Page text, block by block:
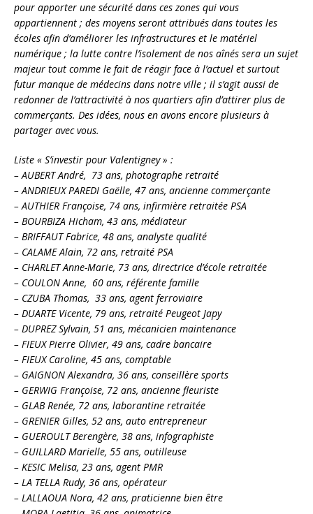
pour apporter une sécurité dans ces zones qui vous
appartiennent ; des moyens seront attribués dans toutes les
écoles afin d’améliorer les infrastructures et le matériel
numérique ; la lutte contre l’isolement de nos aînés sera un sujet
majeur tout comme le fait de réagir face à l’actuel et surtout
futur manque de médecins dans notre ville ; il s’agit aussi de
redonner de l’attractivité à nos quartiers afin d’attirer plus de
commerçants. Des idées, nous en avons encore plusieurs à
partager avec vous.
Liste « S’investir pour Valentigney » :
– AUBERT André, 73 ans, photographe retraité
– ANDRIEUX PAREDI Gaëlle, 47 ans, ancienne commerçante
– AUTHIER Françoise, 74 ans, infirmière retraitée PSA
– BOURBIZA Hicham, 43 ans, médiateur
– BRIFFAUT Fabrice, 48 ans, analyste qualité
– CALAME Alain, 72 ans, retraité PSA
– CHARLET Anne-Marie, 73 ans, directrice d’école retraitée
– COULON Anne, 60 ans, référente famille
– CZUBA Thomas, 33 ans, agent ferroviaire
– DUARTE Vicente, 79 ans, retraité Peugeot Japy
– DUPREZ Sylvain, 51 ans, mécanicien maintenance
– FIEUX Pierre Olivier, 49 ans, cadre bancaire
– FIEUX Caroline, 45 ans, comptable
– GAIGNON Alexandra, 36 ans, conseillère sports
– GERWIG Françoise, 72 ans, ancienne fleuriste
– GLAB Renée, 72 ans, laborantine retraitée
– GRENIER Gilles, 52 ans, auto entrepreneur
– GUEROULT Berengère, 38 ans, infographiste
– GUILLARD Marielle, 55 ans, outilleuse
– KESIC Melisa, 23 ans, agent PMR
– LA TELLA Rudy, 36 ans, opérateur
– LALLAOUA Nora, 42 ans, praticienne bien être